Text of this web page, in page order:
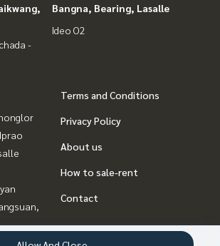
-
Bangna, Bearing, Lasalle
Ideo O2
Terms and Conditions
Privacy Policy
About us
How to sale-rent
Contact